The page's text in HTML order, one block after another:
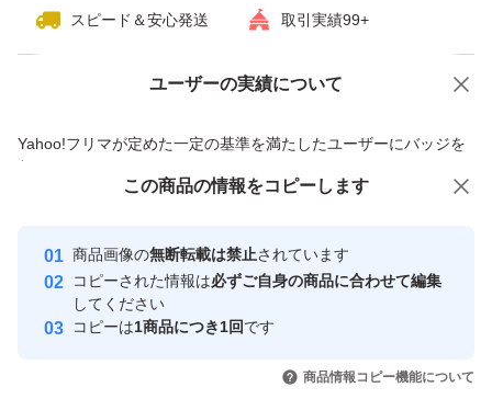
スピード＆安心発送 取引実績99+
ユーザーの実績について
Yahoo!フリマが定めた一定の基準を満たしたユーザーにバッジを
付与しています
安心取引出品者
心・安全なユーザーです
取引実績
引を完了させた実績があります
価格の相談 商品への質問
この商品の情報をコピーします
商品画像の無断転載は禁止されています
コピーされた情報は必ずご自身の商品に合わせて編集
してください
コピーは1商品につき1回です
商品情報コピー機能について
この商品をみている人にオススメ